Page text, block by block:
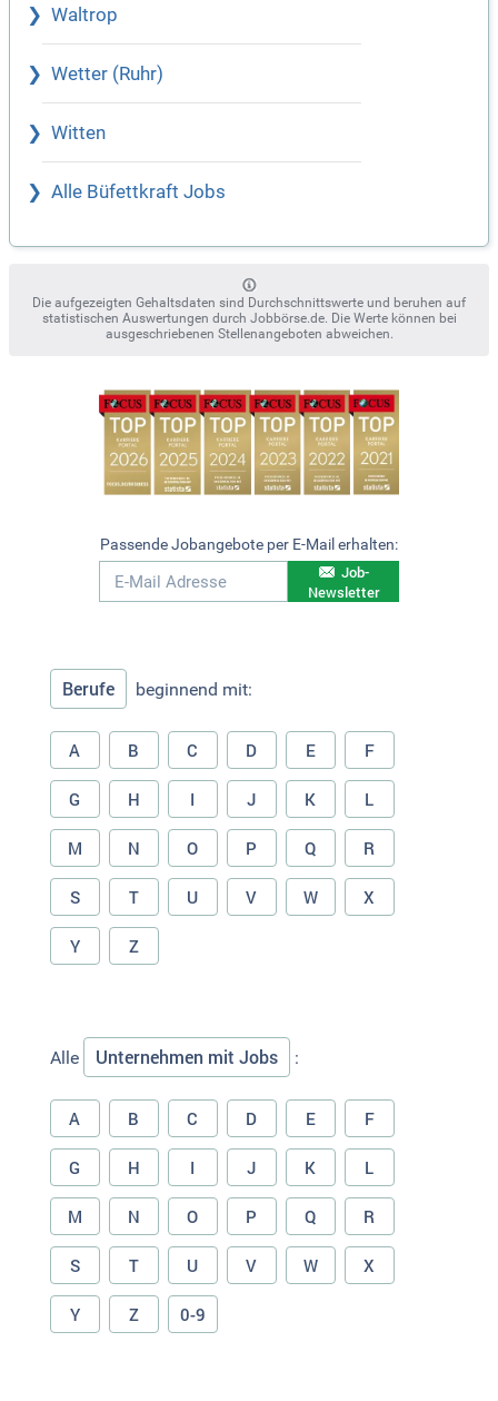
Waltrop
Wetter (Ruhr)
Witten
Alle Büfettkraft Jobs
Die aufgezeigten Gehaltsdaten sind Durchschnittswerte und beruhen auf
statistischen Auswertungen durch Jobbörse.de. Die Werte können bei
ausgeschriebenen Stellenangeboten abweichen.
Passende Jobangebote per E-Mail erhalten:
Job-
Newsletter
Berufe beginnend mit:
A B C D E F
G H I J K L
M N O P Q R
S T U V W X
Y Z
Alle Unternehmen mit Jobs :
A B C D E F
G H I J K L
M N O P Q R
S T U V W X
Y Z 0-9